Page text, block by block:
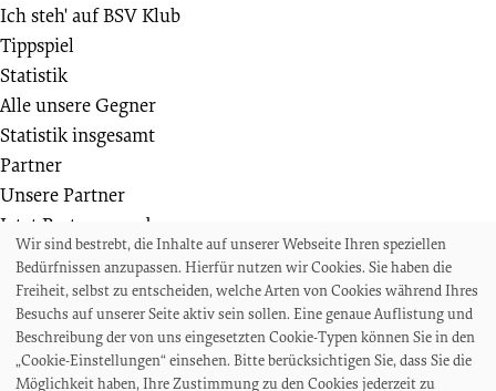
Ich steh' auf BSV Klub
Tippspiel
Statistik
Alle unsere Gegner
Statistik insgesamt
Partner
Unsere Partner
Jetzt Partner werden
Weiteres
Die Bremer SV Fußballschule
Wir suchen
Auszeichnungen und Ehrungen
Projekte und Veranstaltungen
Wir sind bestrebt, die Inhalte auf unserer Webseite Ihren speziellen
Bedürfnissen anzupassen. Hierfür nutzen wir Cookies. Sie haben die
Freiheit, selbst zu entscheiden, welche Arten von Cookies während Ihres
Besuchs auf unserer Seite aktiv sein sollen. Eine genaue Auflistung und
Beschreibung der von uns eingesetzten Cookie-Typen können Sie in den
„Cookie-Einstellungen“ einsehen. Bitte berücksichtigen Sie, dass Sie die
Möglichkeit haben, Ihre Zustimmung zu den Cookies jederzeit zu